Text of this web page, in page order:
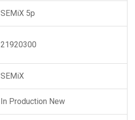
SEMiX 5p
21920300
SEMiX
In Production New